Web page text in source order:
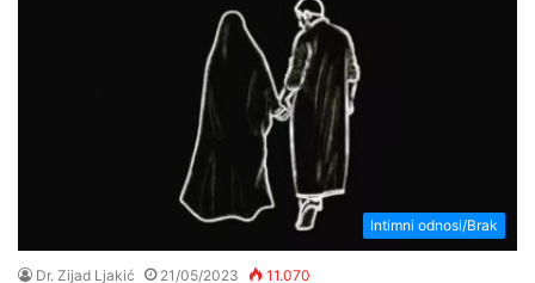
Intimni odnosi/Brak
Dr. Zijad Ljakić 21/05/2023 11.070